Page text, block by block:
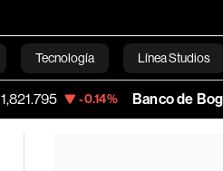
Tecnología Línea Studios
Videos English
-0.14% Banco de Bogota